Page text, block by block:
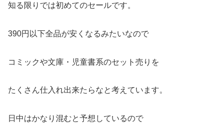
知る限りでは初めてのセールです。
390円以下全品が安くなるみたいなので
コミックや文庫・児童書系のセット売りを
たくさん仕入れ出来たらなと考えています。
日中はかなり混むと予想しているので